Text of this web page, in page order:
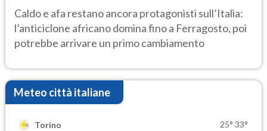
Caldo e afa restano ancora protagonisti sull’Italia:
l’anticiclone africano domina fino a Ferragosto, poi
potrebbe arrivare un primo cambiamento
Meteo città italiane
Torino 25° 33°